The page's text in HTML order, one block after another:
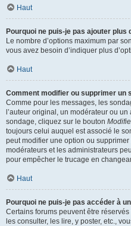
Haut
Pourquoi ne puis-je pas ajouter plus
Le nombre d’options maximum par
vous avez besoin d’indiquer plus
Haut
Comment modifier ou supprimer un
Comme pour les messages, les
l’auteur original, un modérateur ou
sondage, cliquez sur le bouton
toujours celui auquel est associé le
peut modifier une option ou
modérateurs et les administrateurs
pour empêcher le trucage en
Haut
Pourquoi ne puis-je pas accéder à
Certains forums peuvent être
les consulter, les lire, y poster, etc.,